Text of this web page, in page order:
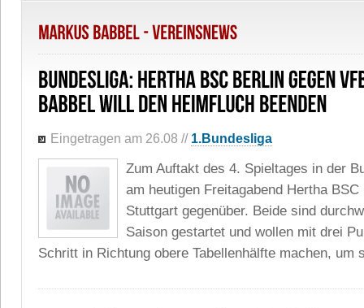
Eingetragen am 26.08 // 1.Bundesliga
Zum Auftakt des 4. Spieltages in der
am heutigen Freitagabend Hertha
Stuttgart gegenüber. Beide sind
Saison gestartet und wollen mit drei
Schritt in Richtung obere Tabellenhälfte machen, um